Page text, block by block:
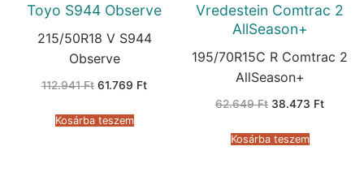
Toyo S944 Observe
215/50R18 V S944
Observe
112.941Ft Original
112.941 Ft.
61.769 FtCurrent
Kosárba teszem
Vredestein Comtrac 2
AllSeason+
195/70R15C R Comtrac 2
AllSeason+
62.649Ft Original
62.649 Ft.
38.473 FtCurrent
Kosárba teszem